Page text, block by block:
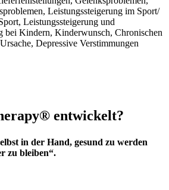
Leistungssteigerung im Sport/
Leistungssteigerung und
bei Kindern, Kinderwunsch, Chronischen
Depressive Verstimmungen
entwickelt?
in der Hand, gesund zu werden
zu bleiben“.